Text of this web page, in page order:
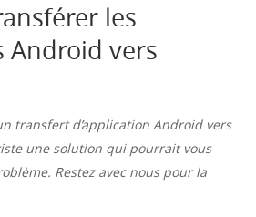
Récupération
les
Android vers
transfert d’application Android vers
une solution qui pourrait vous
Restez avec nous pour la